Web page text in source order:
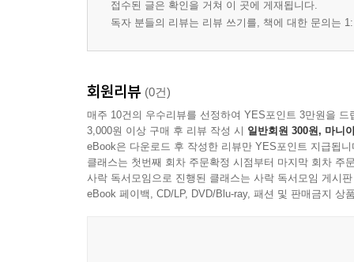
세테크 : 합리적으로 세금을 줄이는 임대업 절세 가
접수된 글은 확인을 거쳐 이 곳에 게재됩니다.
독자 분들의 리뷰는 리뷰 쓰기를, 책에 대한 문의는
회원리뷰 (0건)
매주 10건의 우수리뷰를 선정하여 YES포인트 3만원을 드
3,000원 이상 구매 후 리뷰 작성 시 일반회원 300원, 마니
eBook은 다운로드 후 작성한 리뷰만 YES포인트 지급됩니
클래스는 첫번째 회차 주문확정 시점부터 마지막 회차 주
사락 독서모임으로 진행된 클래스는 사락 독서모임 게시
eBook 페이백, CD/LP, DVD/Blu-ray, 패션 및 판매금지 상